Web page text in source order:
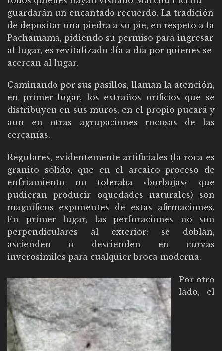
guardarán un encantado recuerdo. La tradición
de depositar una piedra a su pie, en respeto a la
Pachamama, pidiendo su permiso para ingresar
al lugar, es revitalizado día a día por quienes se
acercan al lugar.
Caminando por sus pasillos, llaman la atención,
en primer lugar, los extraños orificios que se
distribuyen en sus muros, en el propio pucará y
aun en otras agrupaciones rocosas de las
cercanías.
Regulares, evidentemente artificiales (la roca es
granito sólido, que en el arcaico proceso de
enfriamiento no toleraba «burbujas» que
pudieran producir oquedades naturales) son
magníficos exponentes de estas afirmaciones.
En primer lugar, las perforaciones no son
perpendiculares al exterior: se doblan,
ascienden o descienden en curvas
inverosímiles para cualquier broca moderna.
Por otro
lado, el